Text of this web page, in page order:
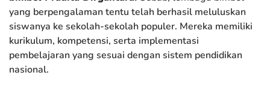
yang berpengalaman tentu telah berhasil meluluskan
siswanya ke sekolah-sekolah populer. Mereka memiliki
kurikulum, kompetensi, serta implementasi
pembelajaran yang sesuai dengan sistem pendidikan
nasional.